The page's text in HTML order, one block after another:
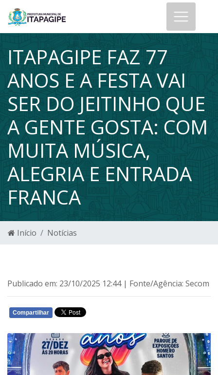
ITAPAGIPE FAZ 77
ANOS E A FESTA VAI
SER DO JEITINHO QUE
A GENTE GOSTA: COM
MUITA MÚSICA,
ALEGRIA E ENTRADA
FRANCA
Início Notícias
Publicado em: 23/10/2025 12:44 | Fonte/Agência: Secom
Compartilhar